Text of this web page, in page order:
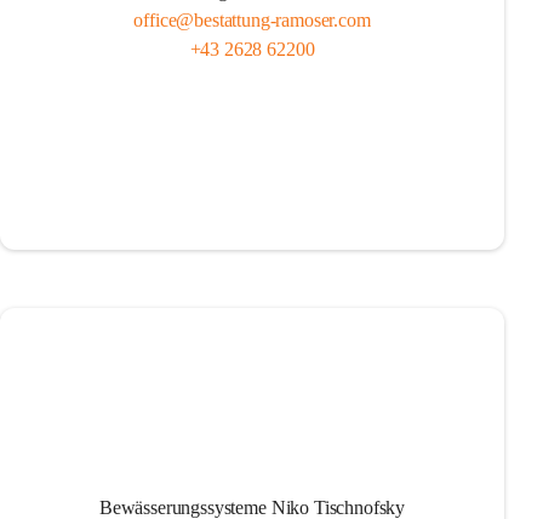
office@bestattung-ramoser.com
+43 2628 62200
Bewässerungssysteme Niko Tischnofsky